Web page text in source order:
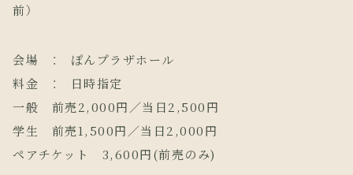
前）
会場 ： ぽんプラザホール
料金 ： 日時指定
一般 前売2,000円／当日2,500円
学生 前売1,500円／当日2,000円
ペアチケット 3,600円(前売のみ)